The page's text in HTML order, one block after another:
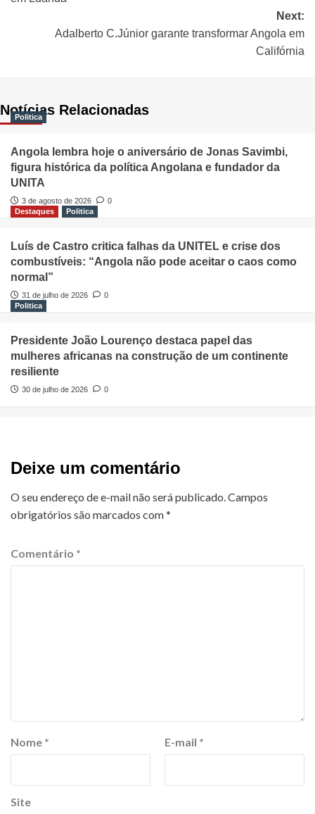
Next:
Adalberto C.Júnior garante transformar Angola em
Califórnia
Notícias Relacionadas
Politica
Angola lembra hoje o aniversário de Jonas Savimbi,
figura histórica da política Angolana e fundador da
UNITA
3 de agosto de 2026
0
Destaques
Politica
Luís de Castro critica falhas da UNITEL e crise dos
combustíveis: “Angola não pode aceitar o caos como
normal”
31 de julho de 2026
0
Politica
Presidente João Lourenço destaca papel das
mulheres africanas na construção de um continente
resiliente
30 de julho de 2026 0
Deixe um comentário
O seu endereço de e-mail não será publicado. Campos
obrigatórios são marcados com*
Comentário *
Nome * E-mail *
Site